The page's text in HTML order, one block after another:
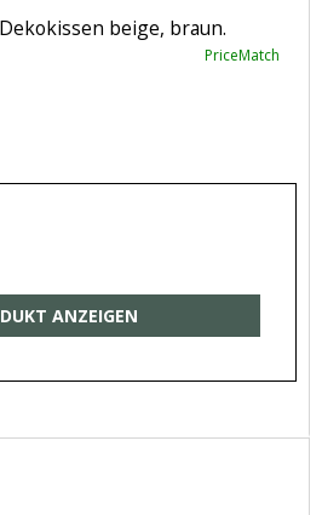
beige, braun.
PriceMatch
ANZEIGEN